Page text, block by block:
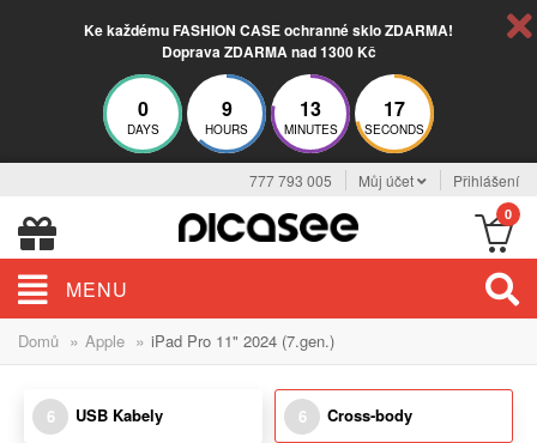
Ke každému FASHION CASE ochranné sklo ZDARMA!
Doprava ZDARMA nad 1300 Kč
0
DAYS
9
HOURS
13
MINUTES
16
SECONDS
777 793 005 Můj účet Přihlášení
0
MENU
Domů » Apple » iPad Pro 11" 2024 (7.gen.)
6 USB Kabely 6 Cross-body